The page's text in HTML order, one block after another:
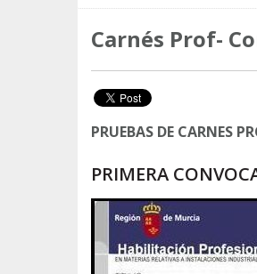
Carnés Prof-
PRUEBAS DE CARNES
PRIMERA